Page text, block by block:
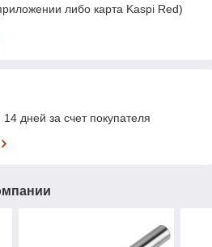
либо карта Kaspi Red)
дней за счет покупателя